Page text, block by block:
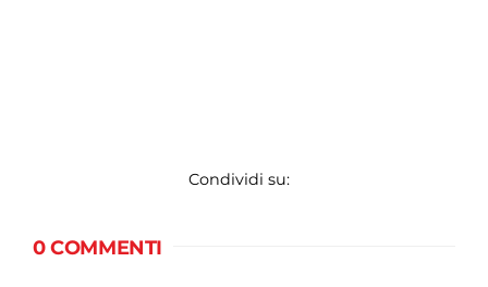
Condividi su:
0 COMMENTI